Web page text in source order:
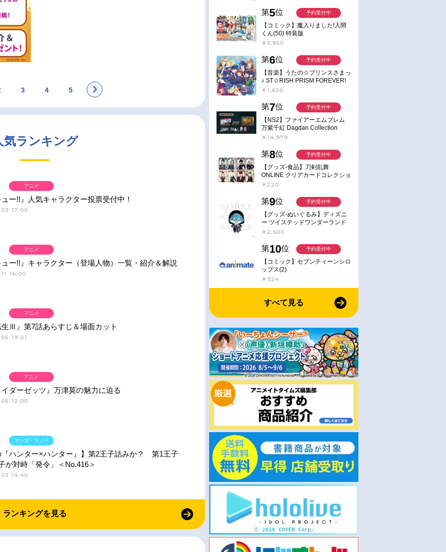
3 4 5
気ランキング
ー!!』人気キャラクター投票受付中！
17:00
アニメ
ー!!』キャラクター（登場人物）一覧・紹介＆解説
16:00
アニメ
Ⅲ』第7話あらすじ＆場面カット
19:01
アニメ
ダーゼッツ』万津莫の魅力に迫る
12:00
アニメ
『ハンター×ハンター』】第2王子詰みか？ 第1王子
が対峙「発令」＜No.416＞
14:40
マンガ・ラノベ
ランキングを見る
第5位
【コミック】魔入りました!入間
くん(50) 特装版
￥3,850
予約受付中
第6位
【音楽】うたの☆プリンスさまっ
♪ ST☆RISH PRISM FOREVER!
￥1,650
予約受付中
第7位
【NS2】ファイアーエムブレム
万紫千紅 Dagdan Collection
￥14,979
予約受付中
第8位
【グッズ-食品】刀剣乱舞
ONLINE クリアカードコレクショ
ンガム
￥220
予約受付中
第9位
【グッズ-ぬいぐるみ】ディズニ
ー ツイステッドワンダーランド
ミニミニぬいぐるみ(クラブ・ウ
￥2,500
予約受付中
第10位
【コミック】セブンティーンシロ
ップス(2)
￥924
予約受付中
すべて見る